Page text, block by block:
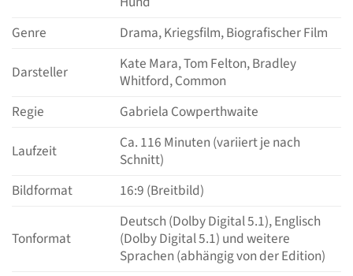
Genre
Drama, Kriegsfilm, Biografischer Film
Darsteller
Kate Mara, Tom Felton, Bradley
Whitford, Common
Regie
Gabriela Cowperthwaite
Laufzeit
Ca. 116 Minuten (variiert je nach
Schnitt)
Bildformat
16:9 (Breitbild)
Tonformat
Deutsch (Dolby Digital 5.1), Englisch
(Dolby Digital 5.1) und weitere
Sprachen (abhängig von der Edition)